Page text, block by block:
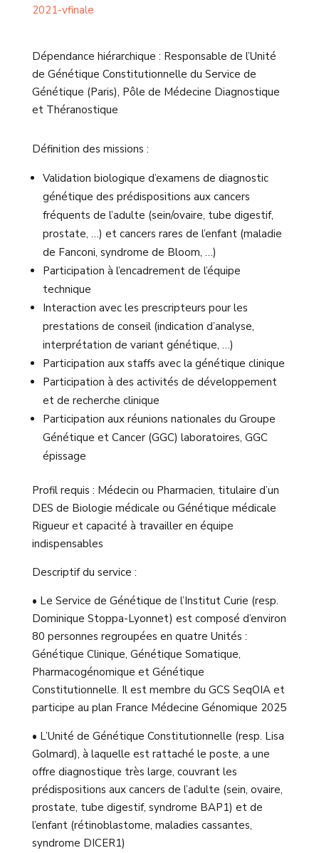
2021-vfinale
Dépendance hiérarchique : Responsable de l’Unité
de Génétique Constitutionnelle du Service de
Génétique (Paris), Pôle de Médecine Diagnostique
et Théranostique
Définition des missions :
Validation biologique d’examens de diagnostic
génétique des prédispositions aux cancers
fréquents de l’adulte (sein/ovaire, tube digestif,
prostate, …) et cancers rares de l’enfant (maladie
de Fanconi, syndrome de Bloom, …)
Participation à l’encadrement de l’équipe
technique
Interaction avec les prescripteurs pour les
prestations de conseil (indication d’analyse,
interprétation de variant génétique, …)
Participation aux staffs avec la génétique clinique
Participation à des activités de développement
et de recherche clinique
Participation aux réunions nationales du Groupe
Génétique et Cancer (GGC) laboratoires, GGC
épissage
Profil requis : Médecin ou Pharmacien, titulaire d’un
DES de Biologie médicale ou Génétique médicale
Rigueur et capacité à travailler en équipe
indispensables
Descriptif du service :
• Le Service de Génétique de l’Institut Curie (resp.
Dominique Stoppa-Lyonnet) est composé d’environ
80 personnes regroupées en quatre Unités :
Génétique Clinique, Génétique Somatique,
Pharmacogénomique et Génétique
Constitutionnelle. Il est membre du GCS SeqOIA et
participe au plan France Médecine Génomique 2025
• L’Unité de Génétique Constitutionnelle (resp. Lisa
Golmard), à laquelle est rattaché le poste, a une
offre diagnostique très large, couvrant les
prédispositions aux cancers de l’adulte (sein, ovaire,
prostate, tube digestif, syndrome BAP1) et de
l’enfant (rétinoblastome, maladies cassantes,
syndrome DICER1)